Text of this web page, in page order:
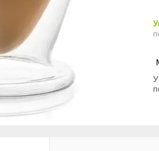
У